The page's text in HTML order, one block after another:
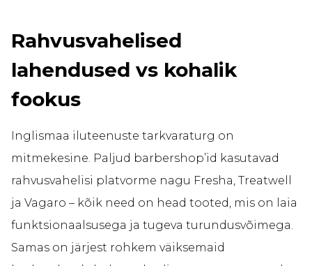
Rahvusvahelised
lahendused vs kohalik
fookus
Inglismaa iluteenuste tarkvaraturg on
mitmekesine. Paljud barbershop’id kasutavad
rahvusvahelisi platvorme nagu Fresha, Treatwell
ja Vagaro – kõik need on head tooted, mis on laia
funktsionaalsusega ja tugeva turundusvõimega.
Samas on järjest rohkem väiksemaid